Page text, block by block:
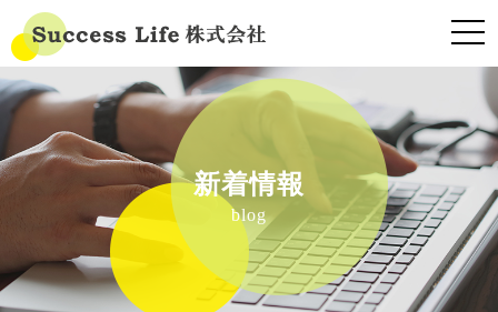
新着情報
blog
t
o
g
l
n
a
v